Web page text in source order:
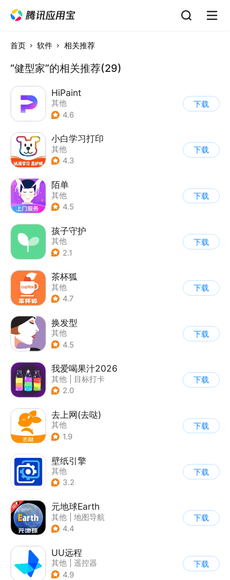
首页 软件 相关推荐
“健型家”的相关推荐(29)
HiPaint
其他
4.6
下载
小白学习打印
其他
4.3
下载
陌单
其他
4.5
下载
孩子守护
其他
2.1
下载
茶杯狐
其他
4.7
下载
换发型
其他
4.5
下载
我爱喝果汁2026
其他
目标打卡
2.0
下载
去上网(去哒)
其他
1.9
下载
壁纸引擎
其他
3.2
下载
元地球Earth
其他
地图导航
4.4
下载
UU远程
其他
遥控器
4.9
下载